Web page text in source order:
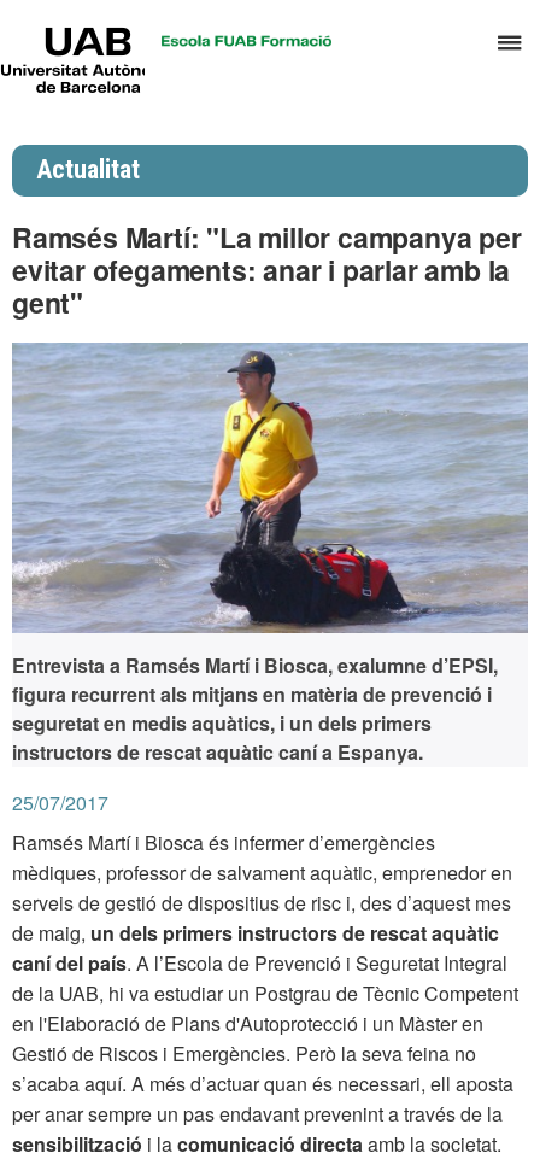
el
Universitat
Actualitat
Ramsés Martí: "La millor campanya per
evitar ofegaments: anar i parlar amb la
gent"
Entrevista a Ramsés Martí i Biosca, exalumne d’EPSI,
figura recurrent als mitjans en matèria de prevenció i
seguretat en medis aquàtics, i un dels primers
instructors de rescat aquàtic caní a Espanya.
25/07/2017
Ramsés Martí i Biosca és infermer d’emergències
mèdiques, professor de salvament aquàtic, emprenedor en
serveis de gestió de dispositius de risc i, des d’aquest mes
de maig, un dels primers instructors de rescat aquàtic
caní del país. A l’Escola de Prevenció i Seguretat Integral
de la UAB, hi va estudiar un Postgrau de Tècnic Competent
en l'Elaboració de Plans d'Autoprotecció i un Màster en
Gestió de Riscos i Emergències. Però la seva feina no
s’acaba aquí. A més d’actuar quan és necessari, ell aposta
per anar sempre un pas endavant prevenint a través de la
sensibilització i lacomunicació directaamb la societat.